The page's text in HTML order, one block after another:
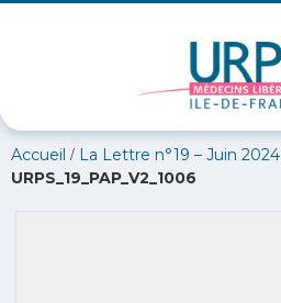
Accueil / La Lettre n°19 – Juin 2024
URPS_19_PAP_V2_1006